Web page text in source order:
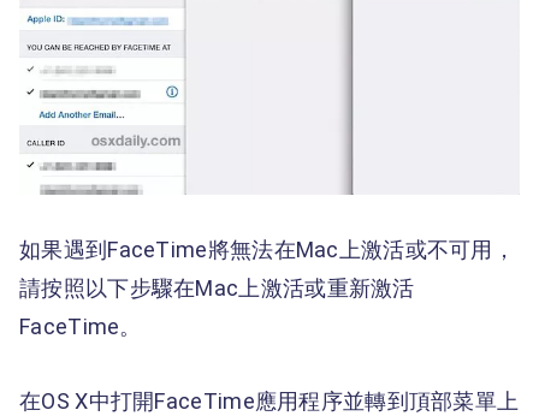
如果遇到FaceTime將無法在Mac上激活或不可用，
請按照以下步驟在Mac上激活或重新激活
FaceTime。
在OS X中打開FaceTime應用程序並轉到頂部菜單上